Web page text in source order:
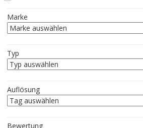
Marke
Typ
Auflösung
Bewertung